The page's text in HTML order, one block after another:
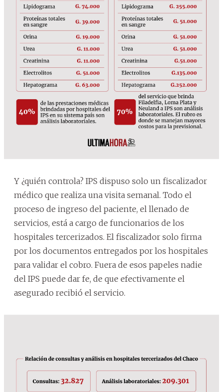
Y ¿quién controla? IPS dispuso solo un fiscalizador
médico que realiza una visita semanal. Todo el
proceso de ingreso del paciente, el llenado de
servicios, está a cargo de funcionarios de los
hospitales tercerizados. El fiscalizador solo firma
por los documentos entregados por los hospitales
para validar el cobro. Fuera de esos papeles nadie
del IPS puede dar fe, de que efectivamente el
asegurado recibió el servicio.